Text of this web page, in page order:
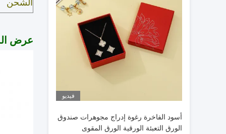
فيديو
أسود الفاخرة رغوة إدراج مجوهرات صندوق
الورق التعبئة الورقية الورق المقوى
الشحن
عرض